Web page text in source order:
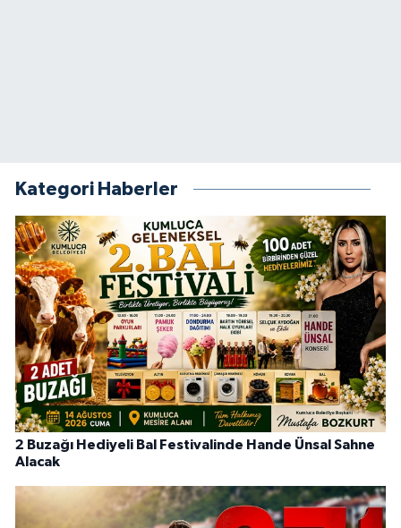
Kategori Haberler
2 Buzağı Hediyeli Bal Festivalinde Hande Ünsal Sahne
Alacak